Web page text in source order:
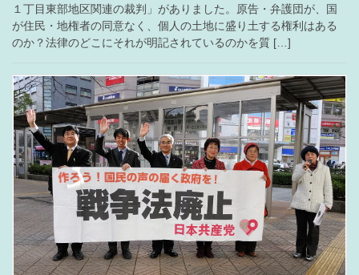
１丁目東部地区関連の裁判」がありました。原告・弁護団が、国
が住民・地権者の同意なく、個人の土地に盛り土する権利はある
のか？法律のどこにそれが明記されているのかを質 […]